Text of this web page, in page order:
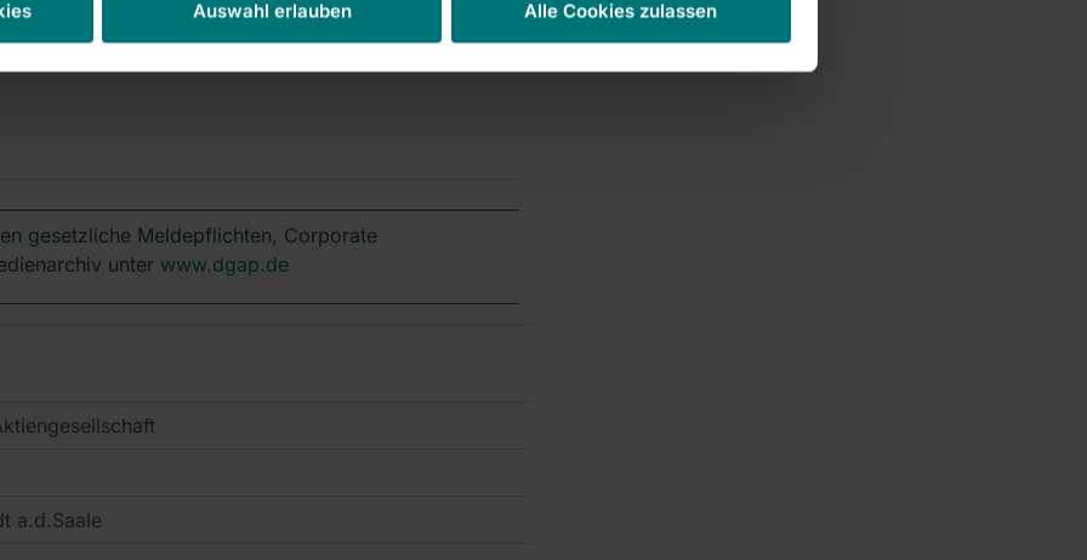
Auswahl erlauben Alle Cookies zulassen
gesetzliche Meldepflichten, Corporate
unter www.dgap.de
a.d.Saale